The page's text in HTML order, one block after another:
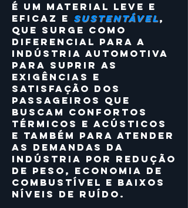
É um material leve e
eficaz e sustentável,
que surge como
diferencial para a
indústria automotiva
para suprir as
exigências e
satisfação dos
passageiros que
buscam confortos
térmicos e acústicos
e também para atender
as demandas da
indústria por redução
de peso, economia de
combustível e baixos
níveis de ruído.